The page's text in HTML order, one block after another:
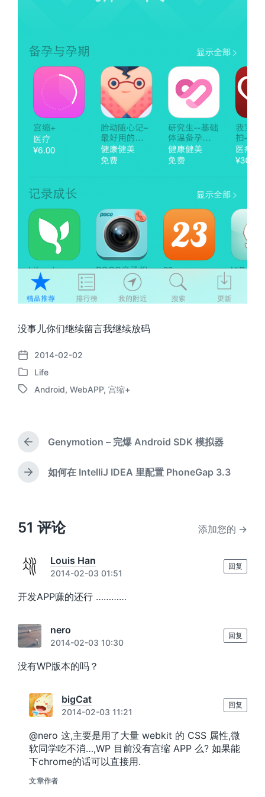
没事儿你们继续留言我继续放码
发
布
日
2014-02-02
发
布
Life
标
Android, WebAPP, 宫缩+
上
篇
文
章
Genymotion – 完爆 Android SDK 模拟器
下
：
如何在 IntelliJ IDEA 里配置 PhoneGap 3.3
51 评论 添加您的 →
Louis Han
2014-02-03 01:51
开发APP赚的还行 …………
回复
nero
2014-02-03 10:30
没有WP版本的吗？
回复
bigCat
2014-02-03 11:21
@nero 这,主要是用了大量 webkit 的 CSS 属性,微
软同学吃不消…,WP 目前没有宫缩 APP 么? 如果能
下chrome的话可以直接用.
文章作者
回复